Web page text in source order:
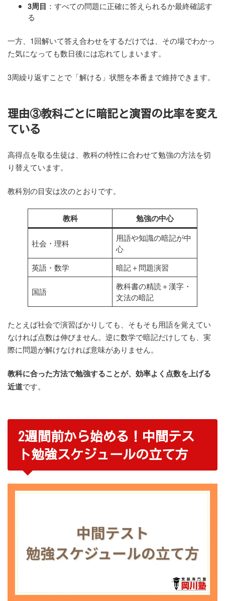
3周目 ：すべての問題に正確に答えられるか最終確認す
る
一方、1回解いて答え合わせをするだけでは、その場でわかっ
た気になっても数日後には忘れてしまいます。
3周繰り返すことで「解ける」状態を本番まで維持できます。
理由③教科ごとに暗記と演習の比率を変え
ている
高得点を取る生徒は、教科の特性に合わせて勉強の方法を切
り替えています。
教科別の目安は次のとおりです。
教科 勉強の中心
社会・理科
用語や知識の暗記が中
心
英語・数学
暗記＋問題演習
国語
教科書の精読＋漢字・
文法の暗記
たとえば社会で演習ばかりしても、そもそも用語を覚えてい
なければ点数は伸びません。逆に数学で暗記だけしても、実
際に問題が解けなければ意味がありません。
教科に合った方法で勉強することが、効率よく点数を上げる
近道です。
2週間前から始める！中間テス
ト勉強スケジュールの立て方